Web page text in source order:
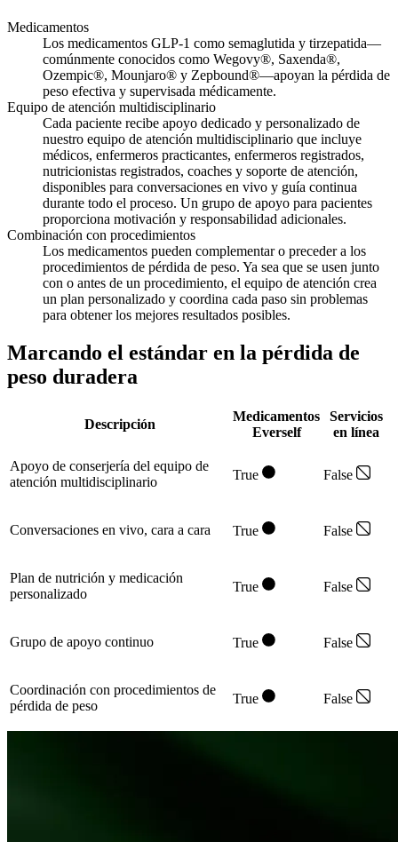
Medicamentos
Los medicamentos GLP-1 como semaglutida y tirzepatida—
comúnmente conocidos como Wegovy®, Saxenda®,
Ozempic®, Mounjaro® y Zepbound®—apoyan la pérdida de
peso efectiva y supervisada médicamente.
Equipo de atención multidisciplinario
Cada paciente recibe apoyo dedicado y personalizado de
nuestro equipo de atención multidisciplinario que incluye
médicos, enfermeros practicantes, enfermeros registrados,
nutricionistas registrados, coaches y soporte de atención,
disponibles para conversaciones en vivo y guía continua
durante todo el proceso. Un grupo de apoyo para pacientes
proporciona motivación y responsabilidad adicionales.
Combinación con procedimientos
Los medicamentos pueden complementar o preceder a los
procedimientos de pérdida de peso. Ya sea que se usen junto
con o antes de un procedimiento, el equipo de atención crea
un plan personalizado y coordina cada paso sin problemas
para obtener los mejores resultados posibles.
Marcando el estándar en la pérdida de
peso duradera
Descripción
Medicamentos
Everself
Servicios
en línea
Apoyo de conserjería del equipo de
atención multidisciplinario
True False
Conversaciones en vivo, cara a cara True False
Plan de nutrición y medicación
personalizado
True False
Grupo de apoyo continuo True False
Coordinación con procedimientos de
pérdida de peso
True False